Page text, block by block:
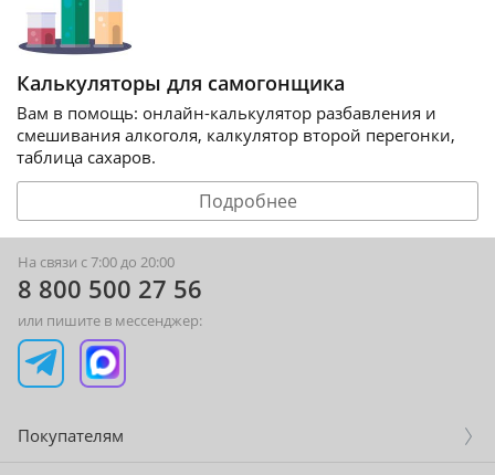
Калькуляторы для самогонщика
Вам в помощь: онлайн-калькулятор разбавления и
смешивания алкоголя, калкулятор второй перегонки,
таблица сахаров.
Подробнее
На связи с 7:00 до 20:00
8 800 500 27 56
или пишите в мессенджер:
Покупателям